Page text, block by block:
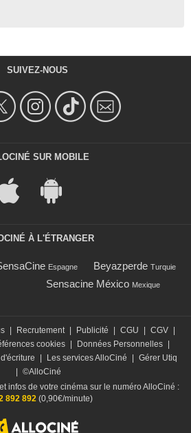
SUIVEZ-NOUS
SUR MOBILE
À L'ÉTRANGER
Espagne Beyazperde Turquie
Sensacine México Mexique
Recrutement Publicité CGU CGV
cookies Données Personnelles
Les services AlloCiné
Gérer Utiq
©AlloCiné
infos de votre cinéma sur le numéro AlloCiné :
892 892(0,90€/minute)